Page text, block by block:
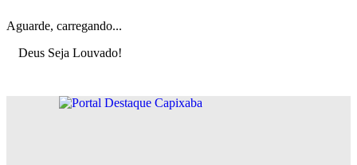
Aguarde, carregando...
Deus Seja Louvado!